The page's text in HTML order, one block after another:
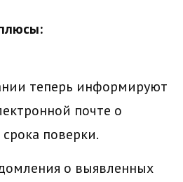
теперь информируют
почте о
поверки.
о выявленных